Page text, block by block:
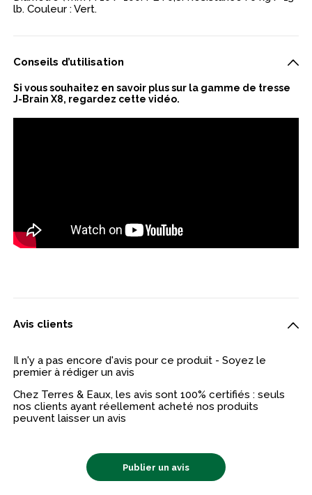
lb. Couleur : Vert.
Conseils d’utilisation
Si vous souhaitez en savoir plus sur la gamme de tresse
J-Brain X8, regardez cette vidéo.
Avis clients
Il n'y a pas encore d'avis pour ce produit - Soyez le
premier à rédiger un avis
Chez Terres & Eaux, les avis sont 100% certifiés : seuls
nos clients ayant réellement acheté nos produits
peuvent laisser un avis
Publier un avis